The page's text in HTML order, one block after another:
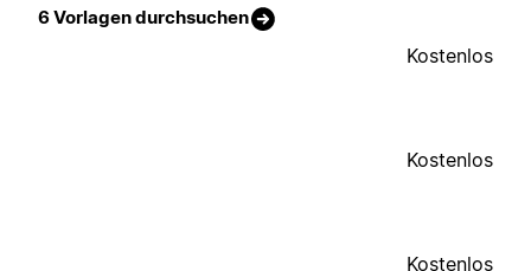
6 Vorlagen durchsuchen
Kostenlos
Kostenlos
Kostenlos